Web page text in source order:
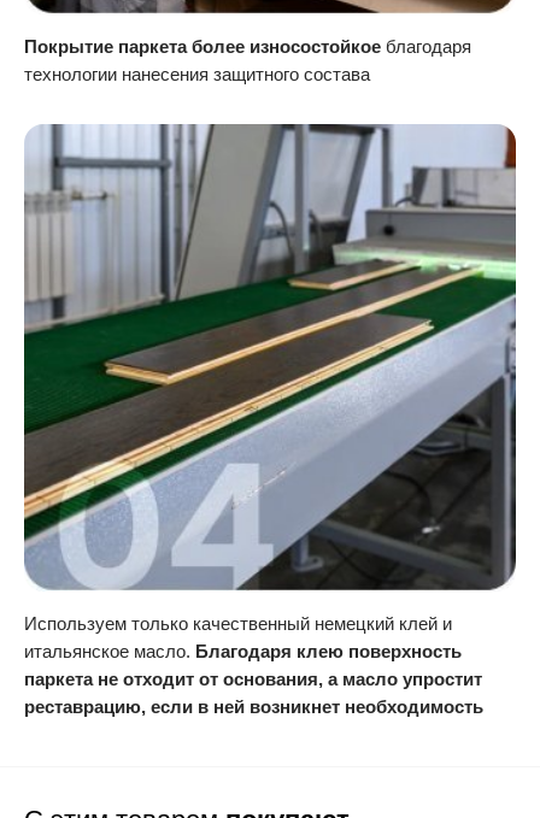
Покрытие паркета более износостойкое благодаря
технологии нанесения защитного состава
Используем только качественный немецкий клей и
итальянское масло. Благодаря клею поверхность
паркета не отходит от основания, а масло упростит
реставрацию, если в ней возникнет необходимость